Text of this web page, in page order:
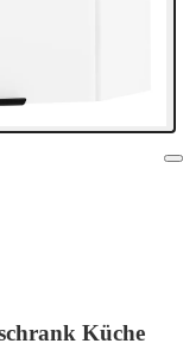
Küche